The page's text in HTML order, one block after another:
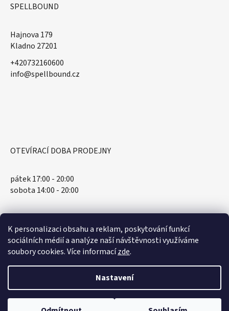
K personalizaci obsahu a reklam, poskytování funkcí
sociálních médií a analýze naší návštěvnosti využíváme
soubory cookies. Více informacízde.
Nastavení
SPELLBOUND
Hajnova 179
Kladno 27201
+420732160600
​info@spellbound.cz
OTEVÍRACÍ DOBA PRODEJNY
pátek 17:00 - 20:00
sobota 14:00 - 20:00
Vytvořil Shoptet